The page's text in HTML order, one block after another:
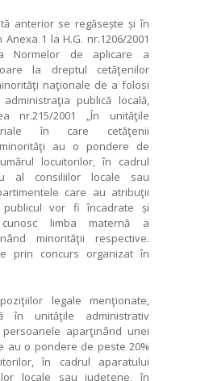
anterior se regăsește și în
1 la H.G. nr.1206/2001
Normelor de aplicare a
la dreptul cetăţenilor
naţionale de a folosi
publică locală,
nr.215/2001 „În unităţile
în care cetăţenii
au o pondere de
locuitorilor, în cadrul
al consiliilor locale sau
care au atribuţii
vor fi încadrate și
limba maternă a
minorităţii respective.
prin concurs organizat în
legale menţionate,
în unităţile administrativ
aparţinând unei
au o pondere de peste 20%
în cadrul aparatului
locale sau judeţene, în